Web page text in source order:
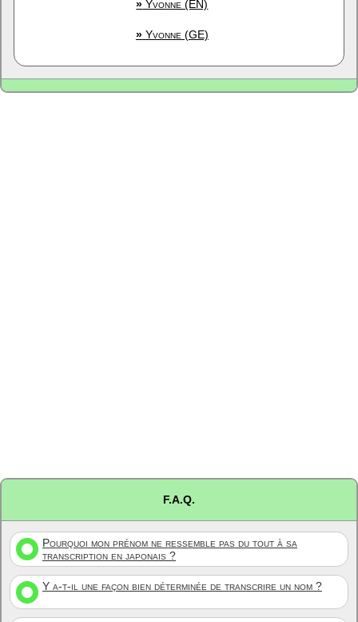
» Yvonne (EN)
»Yvonne (GE)
F.A.Q.
Pourquoi mon prénom ne ressemble pas du tout à sa
transcription en japonais ?
Y a-t-il une façon bien déterminée de transcrire un nom ?